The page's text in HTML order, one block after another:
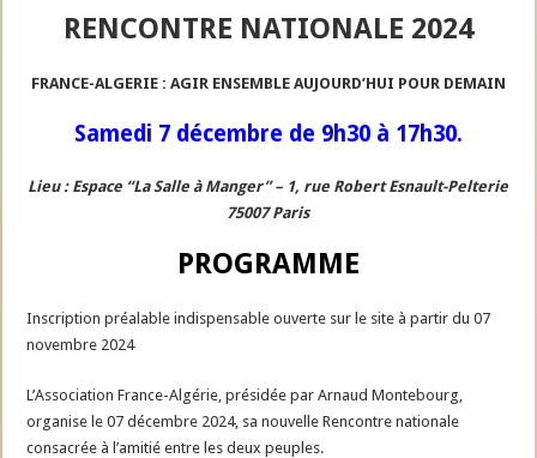
RENCONTRE NATIONALE 2024
FRANCE-ALGERIE : AGIR ENSEMBLE AUJOURD’HUI POUR DEMAIN
Samedi 7 décembre de 9h30 à 17h30.
Lieu : Espace “La Salle à Manger” – 1, rue Robert Esnault-Pelterie
75007 Paris
PROGRAMME
Inscription préalable indispensable ouverte sur le site à partir du 07
novembre 2024
L’Association France-Algérie, présidée par Arnaud Montebourg,
organise le 07 décembre 2024, sa nouvelle Rencontre nationale
consacrée à l’amitié entre les deux peuples.